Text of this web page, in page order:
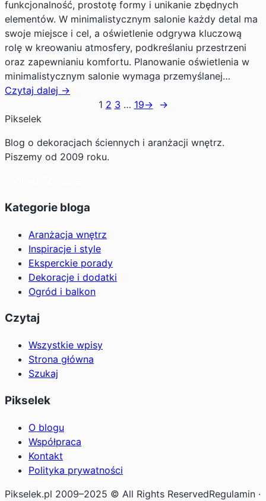
funkcjonalność, prostotę formy i unikanie zbędnych
elementów. W minimalistycznym salonie każdy detal ma
swoje miejsce i cel, a oświetlenie odgrywa kluczową
rolę w kreowaniu atmosfery, podkreślaniu przestrzeni
oraz zapewnianiu komfortu. Planowanie oświetlenia w
minimalistycznym salonie wymaga przemyślanej…
Czytaj dalej →
1 2 3 … 19→
→
Pikselek
Blog o dekoracjach ściennych i aranżacji wnętrz.
Piszemy od 2009 roku.
Kategorie bloga
Aranżacja wnętrz
Inspiracje i style
Eksperckie porady
Dekoracje i dodatki
Ogród i balkon
Czytaj
Wszystkie wpisy
Strona główna
Szukaj
Pikselek
O blogu
Współpraca
Kontakt
Polityka prywatności
Pikselek.pl 2009–2025 © All Rights ReservedRegulamin ·